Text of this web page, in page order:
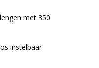
met 350
instelbaar